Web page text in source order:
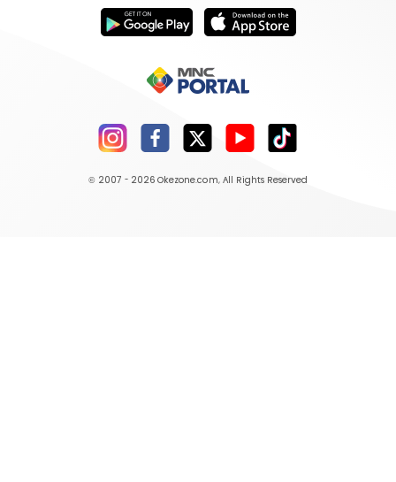
© 2007 - 2026 Okezone.com, All Rights Reserved